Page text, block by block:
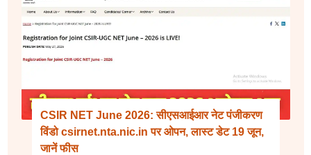
CSIR NET June 2026: सीएसआईआर नेट पंजीकरण
विंडो csirnet.nta.nic.in पर ओपन, लास्ट डेट 19 जून,
जानें फीस